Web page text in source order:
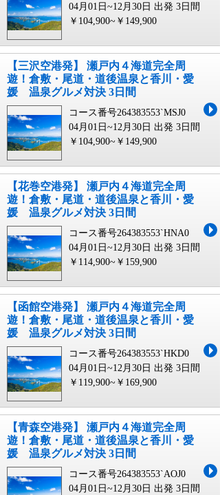
04月01日~12月30日 出発 3日間
￥104,900~￥149,900
【三沢空港発】 瀬戸内４海道完全周
遊！倉敷・尾道・道後温泉と香川・愛
媛 温泉グルメ対決 3日間
コース番号264383553`MSJ0
04月01日~12月30日 出発 3日間
￥104,900~￥149,900
【花巻空港発】 瀬戸内４海道完全周
遊！倉敷・尾道・道後温泉と香川・愛
媛 温泉グルメ対決 3日間
コース番号264383553`HNA0
04月01日~12月30日 出発 3日間
￥114,900~￥159,900
【函館空港発】 瀬戸内４海道完全周
遊！倉敷・尾道・道後温泉と香川・愛
媛 温泉グルメ対決 3日間
コース番号264383553`HKD0
04月01日~12月30日 出発 3日間
￥119,900~￥169,900
【青森空港発】 瀬戸内４海道完全周
遊！倉敷・尾道・道後温泉と香川・愛
媛 温泉グルメ対決 3日間
コース番号264383553`AOJ0
04月01日~12月30日 出発 3日間